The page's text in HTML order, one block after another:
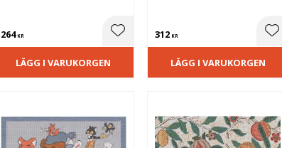
i favoriter
264KR Lägg till i favoriter
LÄGG I VARUKORGEN
312KR
LÄGG I VARUKORGEN